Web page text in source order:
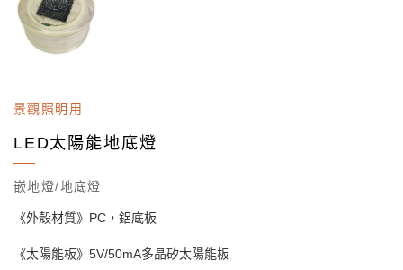
景觀照明用
LED太陽能地底燈
嵌地燈/地底燈
《外殼材質》PC，鋁底板
《太陽能板》5V/50mA多晶矽太陽能板